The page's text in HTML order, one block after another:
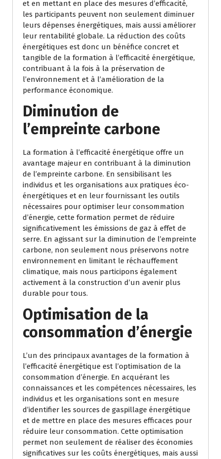
et en mettant en place des mesures d’efficacité,
les participants peuvent non seulement diminuer
leurs dépenses énergétiques, mais aussi améliorer
leur rentabilité globale. La réduction des coûts
énergétiques est donc un bénéfice concret et
tangible de la formation à l’efficacité énergétique,
contribuant à la fois à la préservation de
l’environnement et à l’amélioration de la
performance économique.
Diminution de
l’empreinte carbone
La formation à l’efficacité énergétique offre un
avantage majeur en contribuant à la diminution
de l’empreinte carbone. En sensibilisant les
individus et les organisations aux pratiques éco-
énergétiques et en leur fournissant les outils
nécessaires pour optimiser leur consommation
d’énergie, cette formation permet de réduire
significativement les émissions de gaz à effet de
serre. En agissant sur la diminution de l’empreinte
carbone, non seulement nous préservons notre
environnement en limitant le réchauffement
climatique, mais nous participons également
activement à la construction d’un avenir plus
durable pour tous.
Optimisation de la
consommation d’énergie
L’un des principaux avantages de la formation à
l’efficacité énergétique est l’optimisation de la
consommation d’énergie. En acquérant les
connaissances et les compétences nécessaires, les
individus et les organisations sont en mesure
d’identifier les sources de gaspillage énergétique
et de mettre en place des mesures efficaces pour
réduire leur consommation. Cette optimisation
permet non seulement de réaliser des économies
significatives sur les coûts énergétiques, mais aussi